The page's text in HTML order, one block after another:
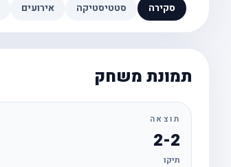
סקירה סטטיסטיקה אירועים
תמונת משחק
תוצאה
2-2
תיקו